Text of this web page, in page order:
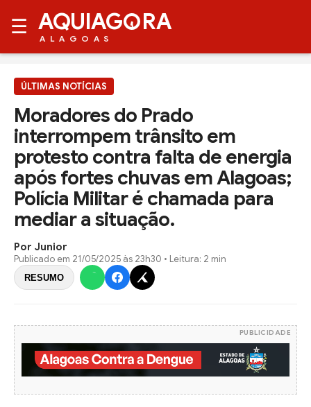
☰ AQUIAG RA
ALAGOAS
ÚLTIMAS NOTÍCIAS
Moradores do Prado
interrompem trânsito em
protesto contra falta de energia
após fortes chuvas em Alagoas;
Polícia Militar é chamada para
mediar a situação.
Por Junior
Publicado em 21/05/2025 às 23h30 • Leitura: 2 min
RESUMO
PUBLICIDADE